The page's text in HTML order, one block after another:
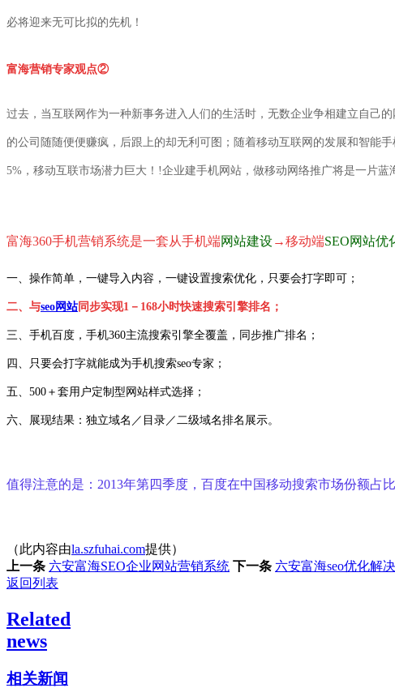
必将迎来无可比拟的先机 ！
富海营销专家观点②
过去，当互联网作为一种新事务进入人们的生活时，无数企业争相建立自己
的公司随随便便赚疯，后跟 上的却无利可图；随着移动互联网的发展和智能
5%，移动互联市场潜力巨大！!企业建手机网站，做移动网络推广将是一片蓝
富海360手机营销系统是一套从手机端网站建设→移动端SEO网站优
一、操作简单，一键导入内容，一键设置搜索优化，只要会打字即可；
二、与seo网站同步实现1－168小时快速搜索引擎排名；
三、手机百度，手机360主流搜索引擎全覆盖，同步推广排名；
四、只要会打字就能成为手机搜索seo专家；
五、500＋套用户定制型网站样式选择；
六、展现结果：独立域名／目录／二级域名排名展示。
值得注意的是：2013年第四季度，百度在中国移动搜索市场份额占
（此内容由la.szfuhai.com提供）
上一条 六安富海SEO企业网站营销系统 下一条 六安富海seo优化解
返回列表
Related
news
相关新闻